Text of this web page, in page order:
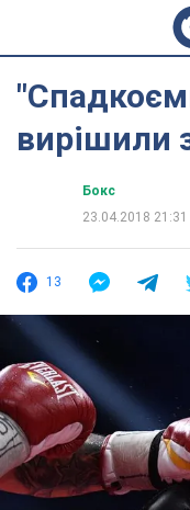
вирішили
Бокс
23.04.2018 21:31
13